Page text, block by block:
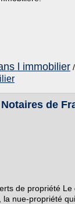
l immobilier /
de
de propriété
nue-propriété